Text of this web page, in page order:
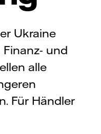
Ukraine
und
alle
Für Händler